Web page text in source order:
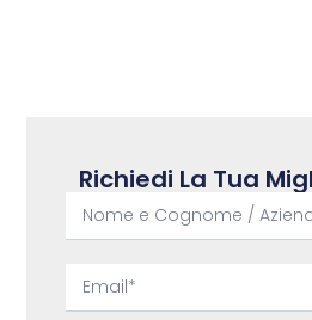
Richiedi La Tua